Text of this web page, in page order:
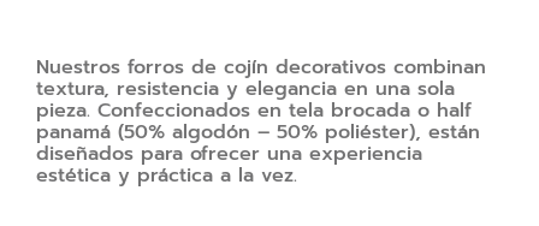
Nuestros forros de cojín decorativos combinan
textura, resistencia y elegancia en una sola
pieza. Confeccionados en tela brocada o half
panamá (50% algodón – 50% poliéster), están
diseñados para ofrecer una experiencia
estética y práctica a la vez.